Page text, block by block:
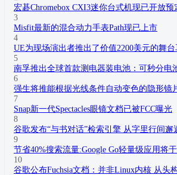
宏碁Chromebox CXI3迷你台式机现已开放预
3
Misfit最新的混合动力手表Path现已上市
4
UE为现场演出者推出了价值2200美元的舞
5
南孚推出全球首款测电器装电池：可秒分电
6
强生将推能根据光线条件自动变色的隐形镜
7
Snap新一代Spectacles眼镜文档已被FCC曝光
8
谷歌发布“与书对话”检索引擎 从字里行间邂
9
节省40%搜索流量:Google Go轻量级应用将
10
谷歌公布Fuchsia文档：并非Linux内核 从头